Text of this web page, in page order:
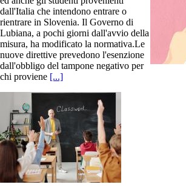
dall'Italia che intendono entrare o
rientrare in Slovenia. Il Governo di
Lubiana, a pochi giorni dall'avvio della
misura, ha modificato la normativa.Le
nuove direttive prevedono l'esenzione
dall'obbligo del tampone negativo per
chi proviene [...]